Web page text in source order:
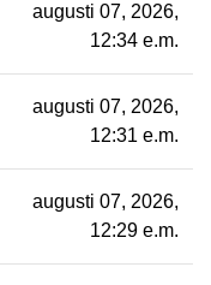
augusti 07, 2026,
12:34 e.m.
augusti 07, 2026,
12:31 e.m.
augusti 07, 2026,
12:29 e.m.